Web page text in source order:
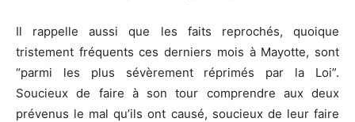
Il rappelle aussi que les faits reprochés, quoique
tristement fréquents ces derniers mois à Mayotte, sont
“parmi les plus sévèrement réprimés par la Loi”.
Soucieux de faire à son tour comprendre aux deux
prévenus le mal qu’ils ont causé, soucieux de leur faire